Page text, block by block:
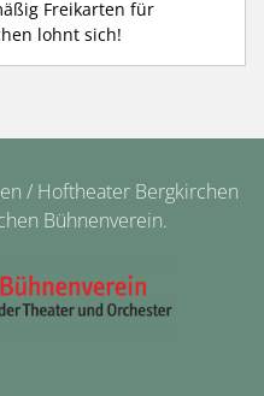
Freikarten für
lohnt sich!
/ Hoftheater Bergkirchen
Bühnenverein.